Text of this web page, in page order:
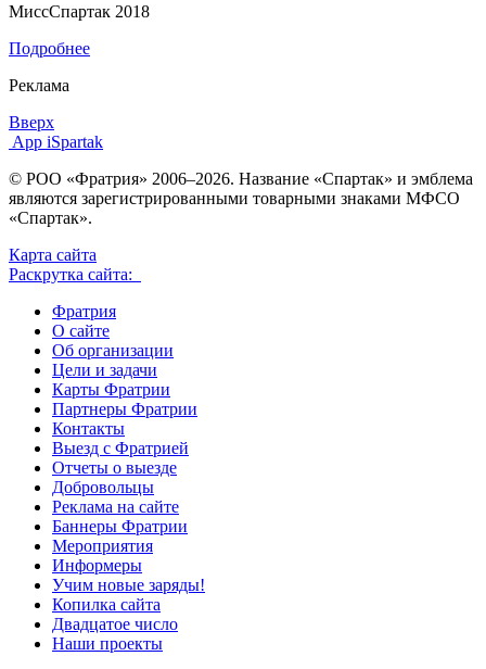
МиссСпартак 2018
Подробнее
Реклама
Вверх
App iSpartak
© РОО «Фратрия» 2006–2026. Название «Спартак» и эмблема
являются зарегистрированными товарными знаками МФСО
«Спартак».
Карта сайта
Раскрутка сайта:
Фратрия
О сайте
Об организации
Цели и задачи
Карты Фратрии
Партнеры Фратрии
Контакты
Выезд с Фратрией
Отчеты о выезде
Добровольцы
Реклама на сайте
Баннеры Фратрии
Мероприятия
Информеры
Учим новые заряды!
Копилка сайта
Двадцатое число
Наши проекты